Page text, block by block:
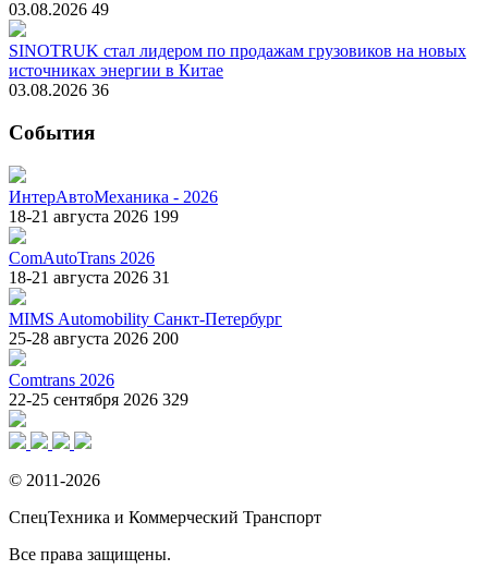
03.08.2026 49
SINOTRUK стал лидером по продажам грузовиков на новых
источниках энергии в Китае
03.08.2026 36
События
ИнтерАвтоМеханика - 2026
18-21 августа 2026 199
ComAutoTrans 2026
18-21 августа 2026 31
MIMS Automobility Санкт-Петербург
25-28 августа 2026 200
Comtrans 2026
22-25 сентября 2026 329
© 2011-2026
СпецТехника и Коммерческий Транспорт
Все права защищены.